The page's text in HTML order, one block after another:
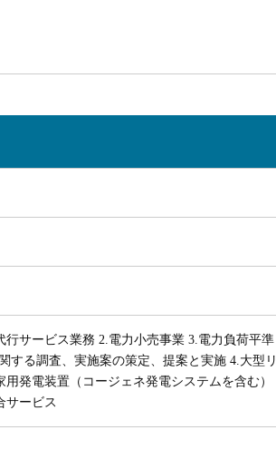
サービス業務 2.電力小売事業 3.電力負荷平準
する調査、実施案の策定、提案と実施 4.大型リ
発電装置（コージェネ発電システムを含む）
サービス